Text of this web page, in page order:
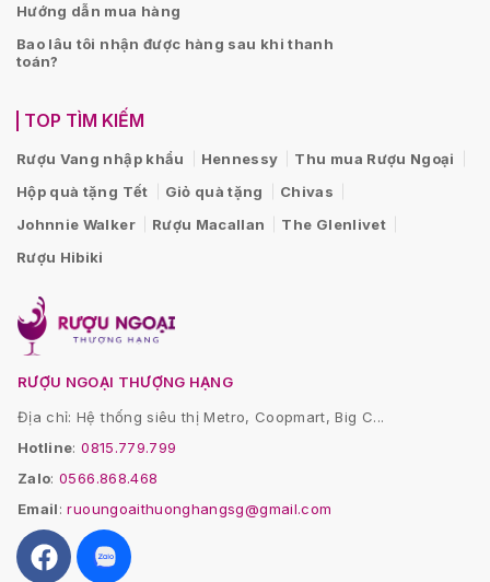
Hướng dẫn mua hàng
Bao lâu tôi nhận được hàng sau khi thanh
toán?
TOP TÌM KIẾM
Rượu Vang nhập khẩu Hennessy
Thu mua Rượu Ngoại
Hộp quà tặng Tết
Giỏ quà tặng
Chivas
Johnnie Walker
Rượu Macallan
The Glenlivet
Rượu Hibiki
RƯỢU NGOẠI THƯỢNG HẠNG
Địa chỉ: Hệ thống siêu thị Metro, Coopmart, Big C...
Hotline:0815.779.799
Zalo:0566.868.468
Email:ruoungoaithuonghangsg@gmail.com